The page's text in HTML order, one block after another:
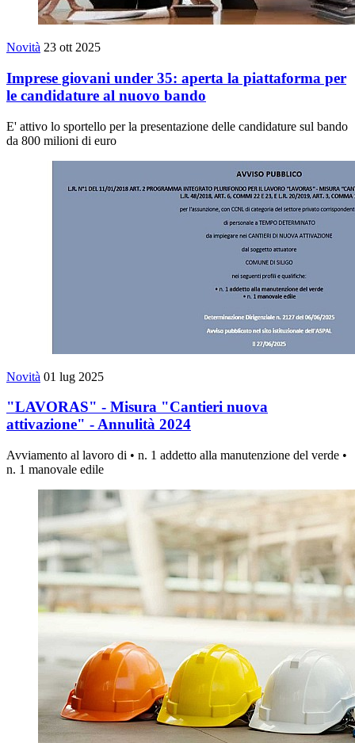
Novità 23 ott 2025
Imprese giovani under 35: aperta la piattaforma per
le candidature al nuovo bando
E' attivo lo sportello per la presentazione delle candidature sul bando
da 800 milioni di euro
Novità 01 lug 2025
"LAVORAS" ‐ Misura "Cantieri nuova
attivazione" ‐ Annulità 2024
Avviamento al lavoro di • n. 1 addetto alla manutenzione del verde •
n. 1 manovale edile